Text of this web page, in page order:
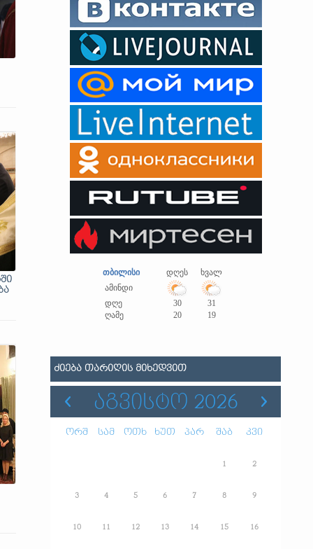
თბილისი დღეს
ხვალ
ამინდი
დღე
30
31
ღამე
20 19
ᲫᲘᲔᲑᲐ ᲗᲐᲠᲘᲦᲘᲡ ᲛᲘᲮᲔᲓᲕᲘᲗ
ᲐᲒᲕᲘᲡᲢᲝ 2026
ორშ სამ ოთხ ხუთ პარ შაბ კვი
1 2
3 4 5 6 7 8 9
10 11 12 13 14 15 16